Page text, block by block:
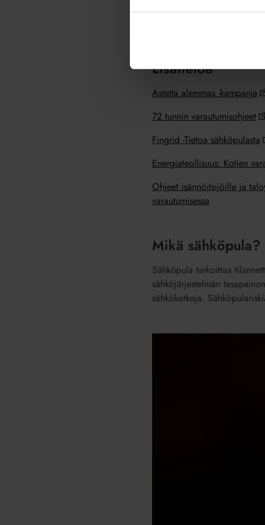
Viranomaiset ja
tilannetta
Lisätietoa
Astetta alemmas -kampanja
72 tunnin varautumisohjeet
Fingrid -Tietoa sähköpulasta
Energiateollisuus: Kotien
Ohjeet isännöitsijöille ja
varautumisessa
Mikä sähköpula?
Sähköpula tarkoittaa
sähköjärjestelmän
sähkökatkoja.